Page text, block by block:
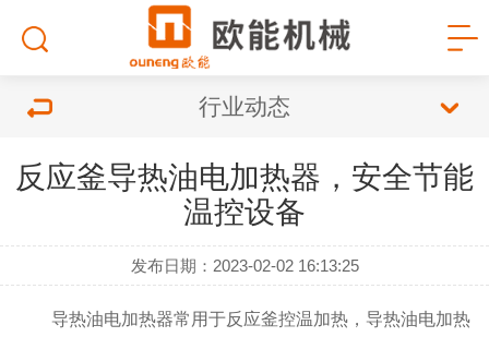
行业动态
反应釜导热油电加热器，安全节能
温控设备
发布日期：2023-02-02 16:13:25
导热油电加热器常用于反应釜控温加热， 导热油电加热